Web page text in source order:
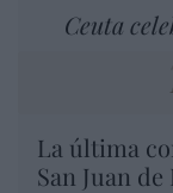
Ceuta
La última
San Juan